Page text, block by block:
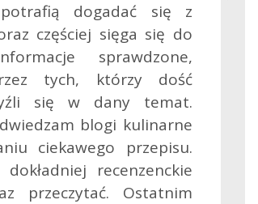
dogadać się z
częściej sięga się do
sprawdzone,
tych, którzy dość
się w dany temat.
blogi kulinarne
ciekawego przepisu.
recenzenckie
przeczytać. Ostatnim